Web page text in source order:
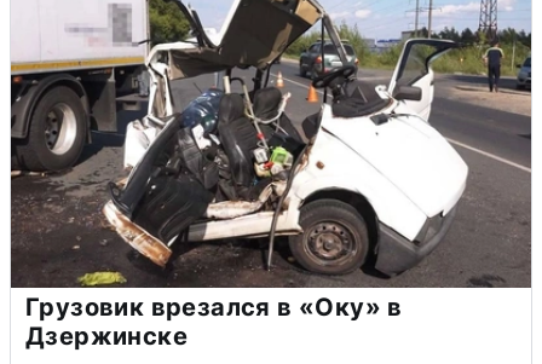
Грузовик врезался в «Оку» в
Дзержинске